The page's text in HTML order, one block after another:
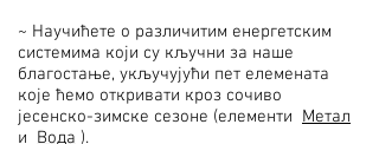
~ Научићете о различитим енергетским
системима који су кључни за наше
благостање, укључујући пет елемената
које ћемо откривати кроз сочиво
јесенско-зимске сезоне (елементи Метал
и Вода ).